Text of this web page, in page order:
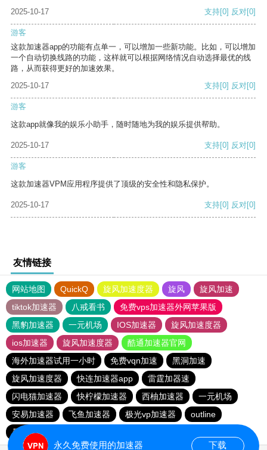
2025-10-17
支持[0] 反对[0]
游客
这款加速器app的功能有点单一，可以增加一些新功能。比如，可以增加
一个自动切换线路的功能，这样就可以根据网络情况自动选择最优的线
路，从而获得更好的加速效果。
2025-10-17
支持[0] 反对[0]
游客
这款app就像我的娱乐小助手，随时随地为我的娱乐提供帮助。
2025-10-17 支持[0] 反对[0]
游客
这款加速器VPM应用程序提供了顶级的安全性和隐私保护。
2025-10-17 支持[0] 反对[0]
友情链接
网站地图 QuickQ 旋风加速度器 旋风
旋风加速
tiktok加速器
八戒看书
免费vps加速器外网苹果版
黑豹加速器
一元机场 IOS加速器
旋风加速度器
ios加速器
旋风加速度器
酷通加速器官网
海外加速器试用一小时
免费vqn加速
黑洞加速
旋风加速度器
快连加速器app
雷霆加器速
闪电猫加速器
快柠檬加速器 西柚加速器
一元机场
安易加速器
飞鱼加速器 极光vp加速器
outline
暴雪vp永久免费加速器下载官网
永久免费使用的加速器 下载